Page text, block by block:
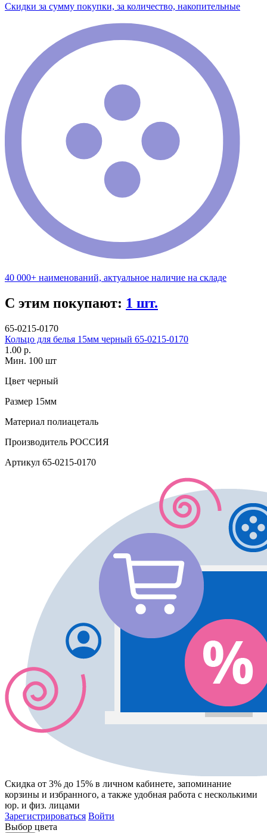
Скидки за сумму покупки, за количество, накопительные
40 000+ наименований, актуальное наличие на складе
С этим покупают: 1 шт.
65-0215-0170
Кольцо для белья 15мм черный 65-0215-0170
1.00 р.
Мин. 100 шт
Цвет черный
Размер 15мм
Материал полиацеталь
Производитель РОССИЯ
Артикул 65-0215-0170
Скидка от 3% до 15% в личном кабинете, запоминание
корзины и избранного, а также удобная работа с несколькими
юр. и физ. лицами
Зарегистрироваться Войти
Выбор цвета